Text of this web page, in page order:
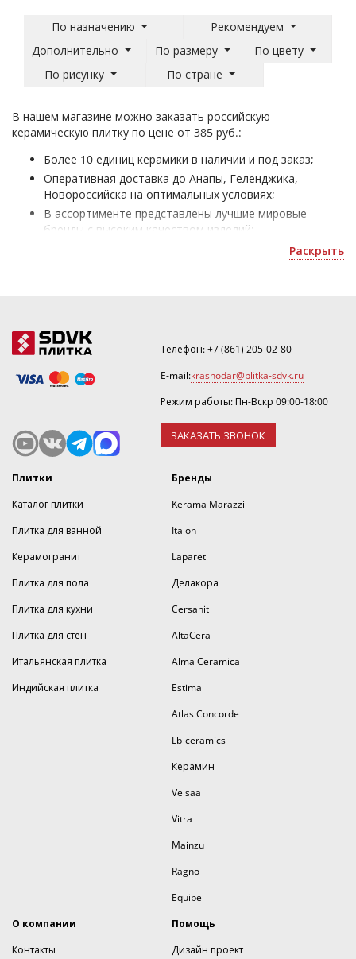
По назначению
Рекомендуем
Дополнительно
По размеру
По цвету
По рисунку
По стране
В нашем магазине можно заказать российскую
керамическую плитку по цене от 385 руб.:
Более 10 единиц керамики в наличии и под заказ;
Оперативная доставка до Анапы, Геленджика,
Новороссийска на оптимальных условиях;
В ассортименте представлены лучшие мировые
бренды с высоким качеством изделий;
Российская плитка - для оформления жилых иРаскрыть
Телефон:+7 (861) 205-02-80
E-mail:krasnodar@plitka-sdvk.ru
Режим работы: Пн-Вскр 09:00-18:00
ЗАКАЗАТЬ ЗВОНОК
Плитки
Каталог плитки
Плитка для ванной
Керамогранит
Плитка для пола
Плитка для кухни
Плитка для стен
Итальянская плитка
Индийская плитка
Бренды
Kerama Marazzi
Italon
Laparet
Делакора
Cersanit
AltaCera
Alma Ceramica
Estima
Atlas Concorde
Lb-ceramics
Керамин
Velsaa
Vitra
Mainzu
Ragno
Equipe
О компании
Контакты
Помощь
Дизайн проект